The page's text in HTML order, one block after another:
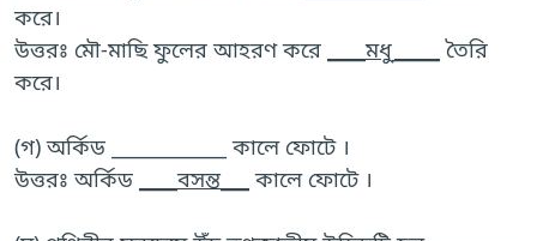
করে।
উত্তরঃ মৌ-মাছি ফুলের আহরণ করে
____মধু_____
তৈরি
করে।
(গ) অর্কিড ____________ কালে ফোটে ।
উত্তরঃ অর্কিড
____বসন্ত___ কালে ফোটে ।